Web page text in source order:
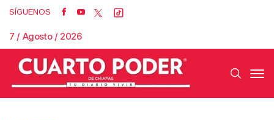
SÍGUENOS
7 / Agosto / 2026